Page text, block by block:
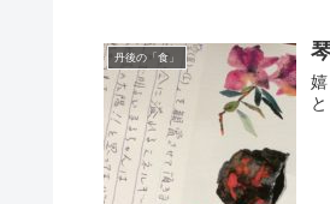
丹後の「食」